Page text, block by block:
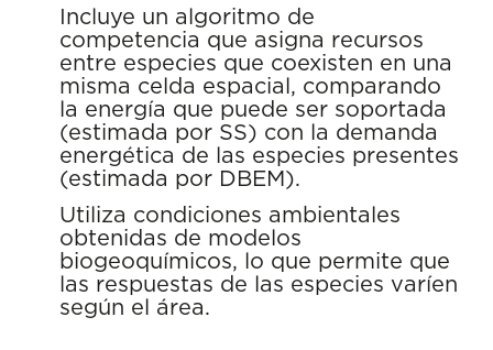
Incluye un algoritmo de
competencia que asigna recursos
entre especies que coexisten en una
misma celda espacial, comparando
la energía que puede ser soportada
(estimada por SS) con la demanda
energética de las especies presentes
(estimada por DBEM).
Utiliza condiciones ambientales
obtenidas de modelos
biogeoquímicos, lo que permite que
las respuestas de las especies varíen
según el área.